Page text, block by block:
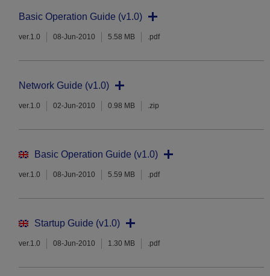
Basic Operation Guide (v1.0)
ver.1.0 08-Jun-2010 5.58 MB .pdf
Network Guide (v1.0)
ver.1.0 02-Jun-2010 0.98 MB .zip
Basic Operation Guide (v1.0)
ver.1.0 08-Jun-2010 5.59 MB .pdf
Startup Guide (v1.0)
ver.1.0 08-Jun-2010 1.30 MB .pdf